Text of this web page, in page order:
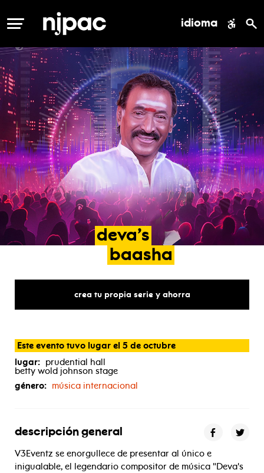
MENÚ idioma
deva’s
baasha
crea tu propia serie y ahorra
Este evento tuvo lugar el 5 de octubre
lugar: prudential hall
betty wold johnson stage
género: música internacional
descripción general
V3Eventz se enorgullece de presentar al único e
inigualable, el legendario compositor de música "Deva's